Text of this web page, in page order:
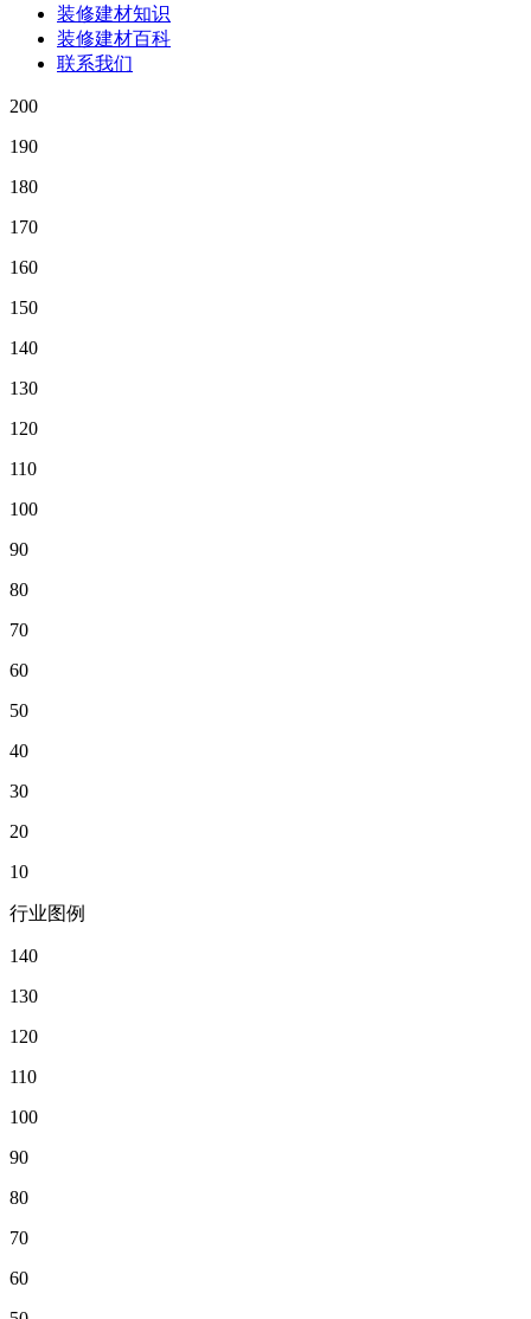
装修建材知识
装修建材百科
联系我们
200
190
180
170
160
150
140
130
120
110
100
90
80
70
60
50
40
30
20
10
行业图例
140
130
120
110
100
90
80
70
60